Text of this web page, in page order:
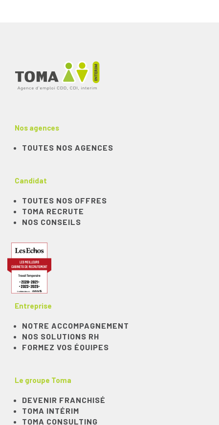
Nos agences
TOUTES NOS AGENCES
Candidat
TOUTES NOS OFFRES
TOMA RECRUTE
NOS CONSEILS
Entreprise
NOTRE ACCOMPAGNEMENT
NOS SOLUTIONS RH
FORMEZ VOS ÉQUIPES
Le groupe Toma
DEVENIR FRANCHISÉ
TOMA INTÉRIM
TOMA CONSULTING